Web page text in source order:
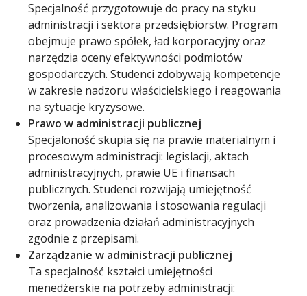
Specjalność przygotowuje do pracy na styku
administracji i sektora przedsiębiorstw. Program
obejmuje prawo spółek, ład korporacyjny oraz
narzędzia oceny efektywności podmiotów
gospodarczych. Studenci zdobywają kompetencje
w zakresie nadzoru właścicielskiego i reagowania
na sytuacje kryzysowe.
Prawo w administracji publicznej
Specjaloność skupia się na prawie materialnym i
procesowym administracji: legislacji, aktach
administracyjnych, prawie UE i finansach
publicznych. Studenci rozwijają umiejętność
tworzenia, analizowania i stosowania regulacji
oraz prowadzenia działań administracyjnych
zgodnie z przepisami.
Zarządzanie w administracji publicznej
Ta specjalność kształci umiejętności
menedżerskie na potrzeby administracji: